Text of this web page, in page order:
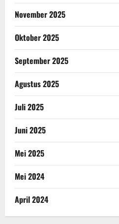
November 2025
Oktober 2025
September 2025
Agustus 2025
Juli 2025
Juni 2025
Mei 2025
Mei 2024
April 2024